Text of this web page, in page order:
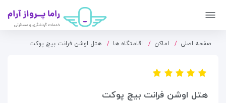
صفحه اصلی اماکن اقامتگاه ها هتل اوشن فرانت بیچ پوکت
هتل اوشن فرانت بیچ پوکت